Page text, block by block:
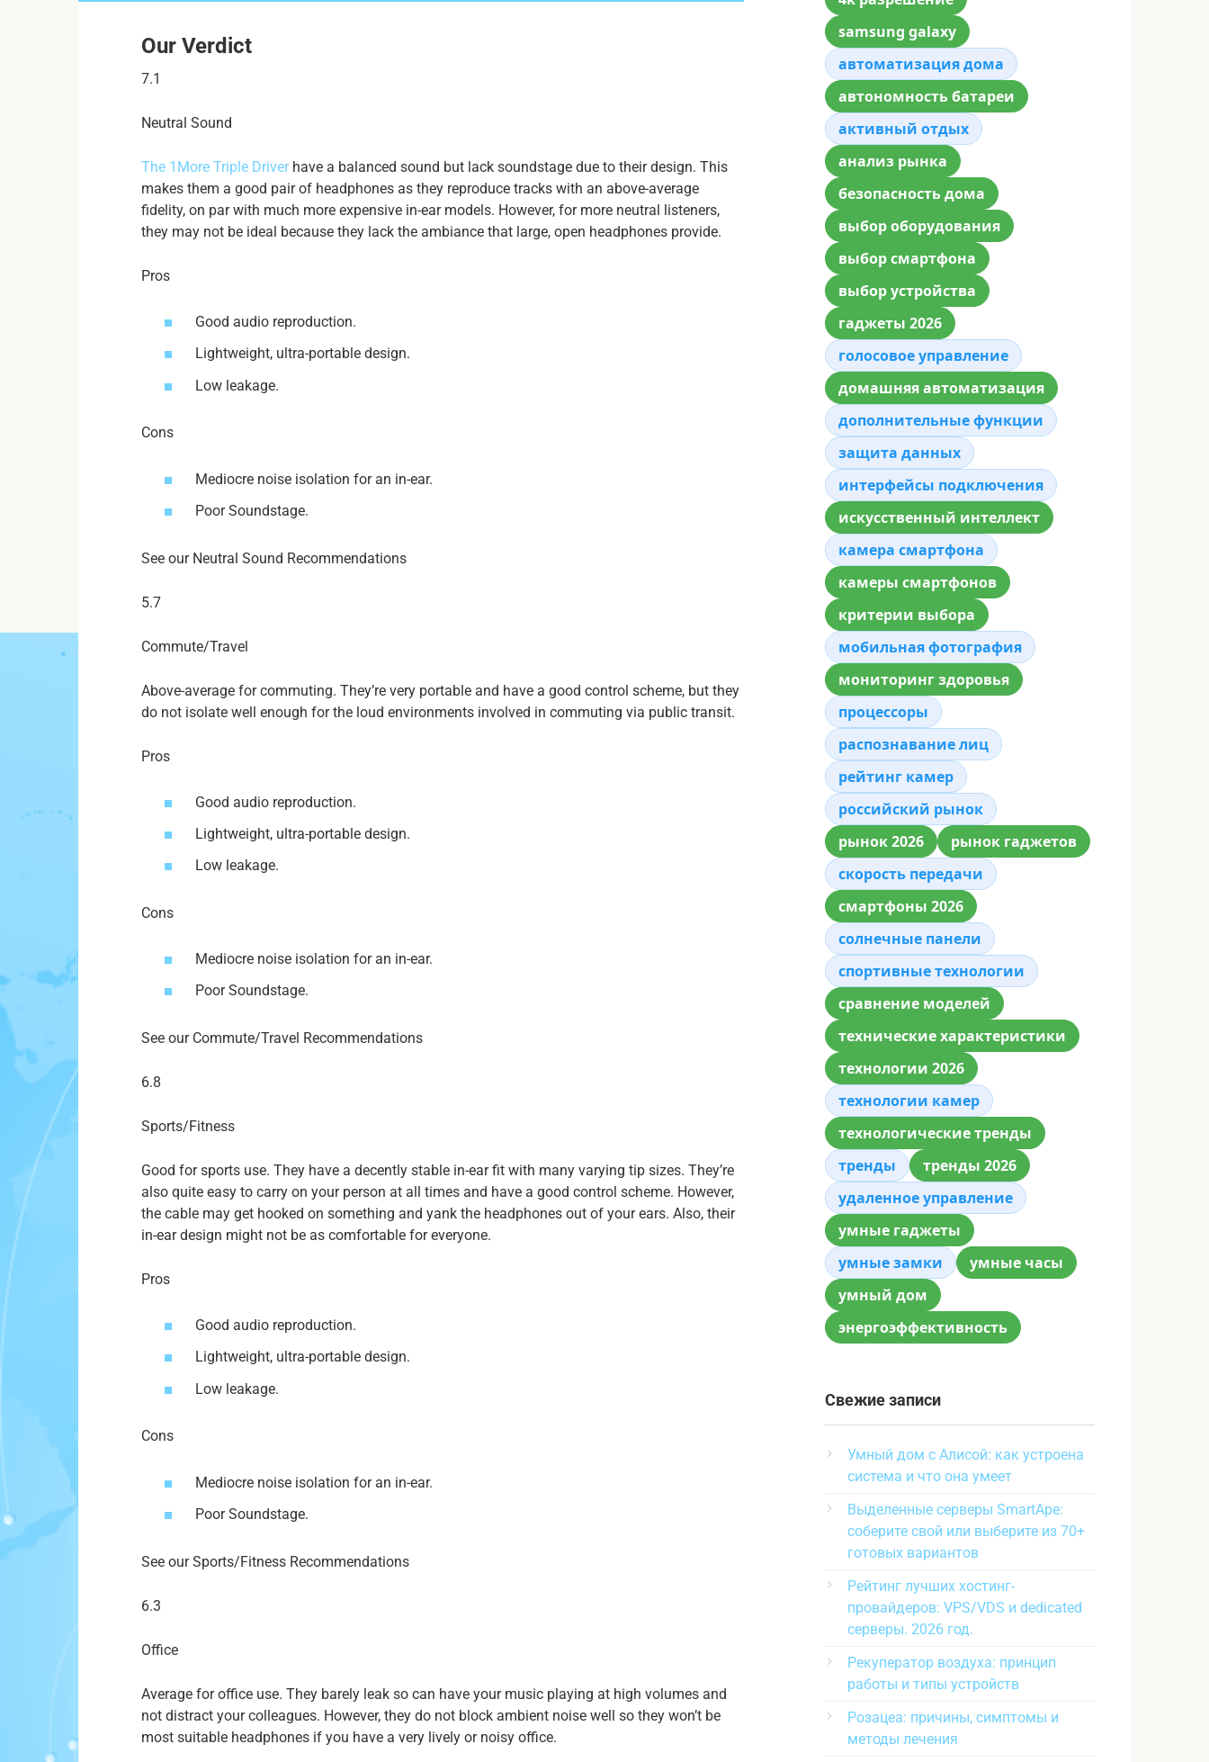
Our Verdict
7.1
Neutral Sound
The 1More Triple Driverhave a balanced sound but lack soundstage due to their design. This
makes them a good pair of headphones as they reproduce tracks with an above-average
fidelity, on par with much more expensive in-ear models. However, for more neutral listeners,
they may not be ideal because they lack the ambiance that large, open headphones provide.
Pros
Good audio reproduction.
Lightweight, ultra-portable design.
Low leakage.
Cons
Mediocre noise isolation for an in-ear.
Poor Soundstage.
See our Neutral Sound Recommendations
5.7
Commute/Travel
Above-average for commuting. They’re very portable and have a good control scheme, but they
do not isolate well enough for the loud environments involved in commuting via public transit.
Pros
Good audio reproduction.
Lightweight, ultra-portable design.
Low leakage.
Cons
Mediocre noise isolation for an in-ear.
Poor Soundstage.
See our Commute/Travel Recommendations
6.8
Sports/Fitness
Good for sports use. They have a decently stable in-ear fit with many varying tip sizes. They’re
also quite easy to carry on your person at all times and have a good control scheme. However,
the cable may get hooked on something and yank the headphones out of your ears. Also, their
in-ear design might not be as comfortable for everyone.
Pros
Good audio reproduction.
Lightweight, ultra-portable design.
Low leakage.
Cons
Mediocre noise isolation for an in-ear.
Poor Soundstage.
See our Sports/Fitness Recommendations
6.3
Office
Average for office use. They barely leak so can have your music playing at high volumes and
not distract your colleagues. However, they do not block ambient noise well so they won’t be
most suitable headphones if you have a very lively or noisy office.
samsung galaxy
автоматизация дома
автономность батареи
активный отдых
анализ рынка
безопасность дома
выбор оборудования
выбор смартфона
выбор устройства
гаджеты 2026
голосовое управление
домашняя автоматизация
дополнительные функции
защита данных
интерфейсы подключения
искусственный интеллект
камера смартфона
камеры смартфонов
критерии выбора
мобильная фотография
мониторинг здоровья
процессоры
распознавание лиц
рейтинг камер
российский рынок
рынок 2026
рынок гаджетов
скорость передачи
смартфоны 2026
солнечные панели
спортивные технологии
сравнение моделей
технические характеристики
технологии 2026
технологии камер
технологические тренды
тренды
тренды 2026
удаленное управление
умные гаджеты
умные замки
умные часы
умный дом
энергоэффективность
Свежие записи
Умный дом с Алисой: как устроена
система и что она умеет
Выделенные серверы SmartApe:
соберите свой или выберите из 70+
готовых вариантов
Рейтинг лучших хостинг-
провайдеров: VPS/VDS и dedicated
серверы. 2026 год.
Рекуператор воздуха: принцип
работы и типы устройств
Розацеа: причины, симптомы и
методы лечения